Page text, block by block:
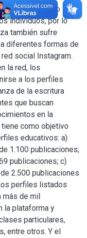
años, han ido
individuos, por lo
también sufre
diferentes formas de
social Instagram.
la red, los
a los perfiles
de la escritura
que buscan
en la
como objetivo
educativos: a)
1.100 publicaciones;
publicaciones; c)
2.500 publicaciones
perfiles listados
más de mil
la plataforma y
particulares,
entre otros. Y el